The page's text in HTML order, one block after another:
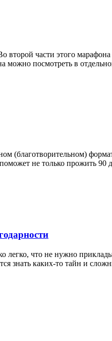
второй части этого
можно посмотреть в
(благотворительном)
не только прожить 90
легко, что не нужно
знать каких-то тайн и